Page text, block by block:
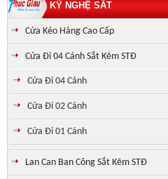
KỸ NGHỆ SẮT
Cửa Kéo Hàng Cao Cấp
Cửa Đi 04 Cánh Sắt Kẽm STĐ
Cửa Đi 04 Cánh
Cửa Đi 02 Cánh
Cửa Đi 01 Cánh
Lan Can Ban Công Sắt Kẽm STĐ